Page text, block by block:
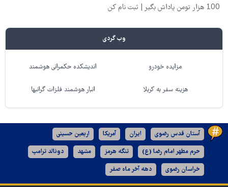
100 هزار تومن پاداش بگیر | ثبت نام کن
وب گردی
مزایده خودرو اندیشکده حکمرانی هوشمند
هزینه سفر به کربلا انبار هوشمند فلزات گرانبها
آستان قدس رضوی ایران آمریکا اربعین حسینی
حرم مطهر امام رضا (ع) تنگه هرمز مشهد دونالد ترامپ
خراسان رضوی دهه آخر ماه صفر